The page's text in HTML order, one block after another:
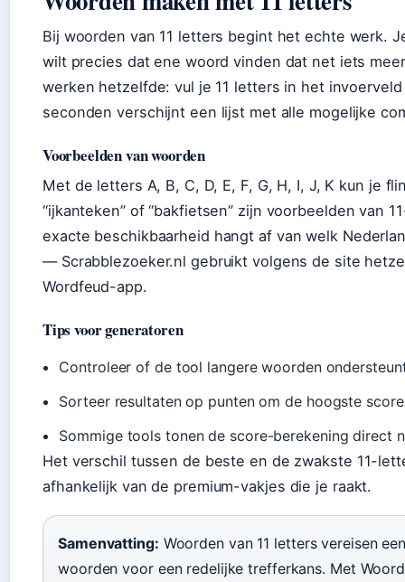
Bij woorden van 11 letters begint het echte werk.
wilt precies dat ene woord vinden dat net iets
werken hetzelfde: vul je 11 letters in het
seconden verschijnt een lijst met alle mogelijke
Voorbeelden van woorden
Met de letters A, B, C, D, E, F, G, H, I, J, K kun je
“ijkanteken” of “bakfietsen” zijn voorbeelden van
exacte beschikbaarheid hangt af van welk
— Scrabblezoeker.nl gebruikt volgens de site
Wordfeud-app.
Tips voor generatoren
Controleer of de tool langere woorden
Sorteer resultaten op punten om de hoogste
Sommige tools tonen de score-berekening direct
Het verschil tussen de beste en de zwakste 11-
afhankelijk van de premium-vakjes die je raakt.
Samenvatting: Woorden van 11 letters vereisen
woorden voor een redelijke trefferkans. Met